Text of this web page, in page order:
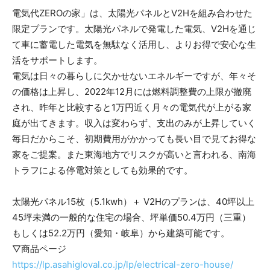
電気代ZEROの家」は、太陽光パネルとV2Hを組み合わせた
限定プランです。太陽光パネルで発電した電気、V2Hを通じ
て車に蓄電した電気を無駄なく活用し、よりお得で安心な生
活をサポートします。
電気は日々の暮らしに欠かせないエネルギーですが、年々そ
の価格は上昇し、2022年12月には燃料調整費の上限が撤廃
され、昨年と比較すると1万円近く月々の電気代が上がる家
庭が出てきます。収入は変わらず、支出のみが上昇していく
毎日だからこそ、初期費用がかかっても長い目で見てお得な
家をご提案。また東海地方でリスクが高いと言われる、南海
トラフによる停電対策としても効果的です。
太陽光パネル15枚（5.1kwh）＋ V2Hのプランは、40坪以上
45坪未満の一般的な住宅の場合、坪単価50.4万円（三重）
もしくは52.2万円（愛知・岐阜）から建築可能です。
▽商品ページ
https://lp.asahigloval.co.jp/lp/electrical-zero-house/